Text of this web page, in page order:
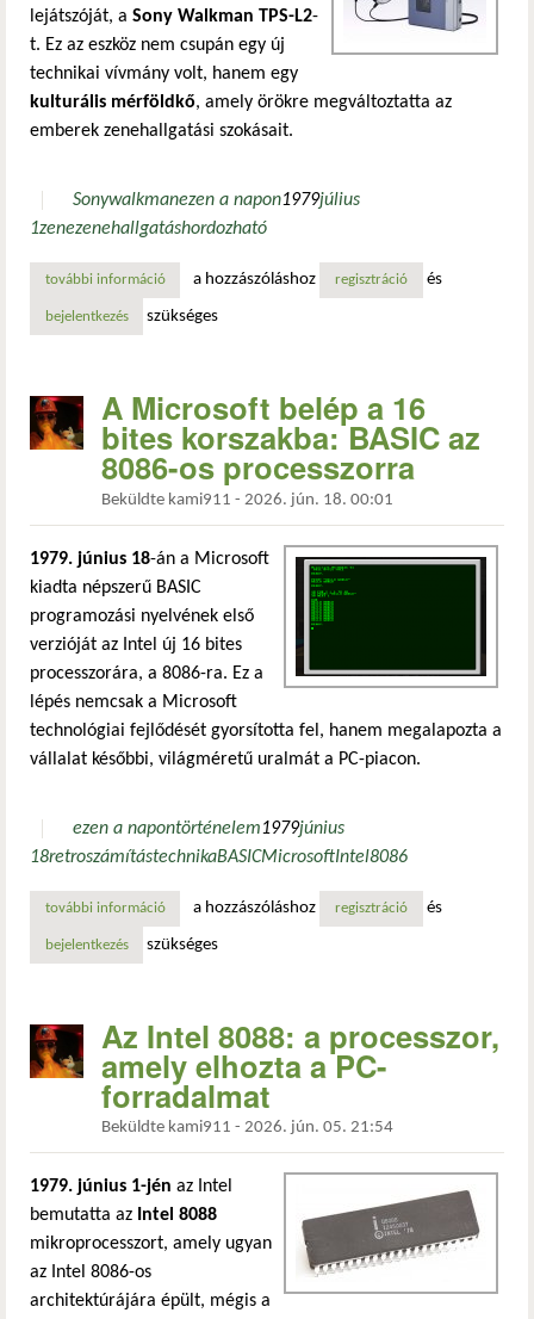
lejátszóját, a Sony Walkman TPS-L2-
t. Ez az eszköz nem csupán egy új
technikai vívmány volt, hanem egy
kulturális mérföldkő, amely örökre megváltoztatta az
emberek zenehallgatási szokásait.
Sonywalkmanezen a napon1979július
1zenezenehallgatáshordozható
további információa sony walkman forradalma – a zene hordozhatóvá válik
a hozzászóláshoz regisztráció és
bejelentkezés szükséges
A Microsoft belép a 16
bites korszakba: BASIC az
8086-os processzorra
Beküldte kami911 - 2026. jún. 18. 00:01
1979. június 18-án a Microsoft
kiadta népszerű BASIC
programozási nyelvének első
verzióját az Intel új 16 bites
processzorára, a 8086-ra. Ez a
lépés nemcsak a Microsoft
technológiai fejlődését gyorsította fel, hanem megalapozta a
vállalat későbbi, világméretű uralmát a PC-piacon.
ezen a napontörténelem1979június
18retroszámítástechnikaBASICMicrosoftIntel8086
további információa microsoft belép a 16 bites korszakba: basic az 8086-os
a hozzászóláshoz regisztráció és
bejelentkezés szükséges
Az Intel 8088: a processzor,
amely elhozta a PC-
forradalmat
Beküldte kami911 - 2026. jún. 05. 21:54
1979. június 1-jén az Intel
bemutatta az Intel 8088
mikroprocesszort, amely ugyan
az Intel 8086-os
architektúrájára épült, mégis a